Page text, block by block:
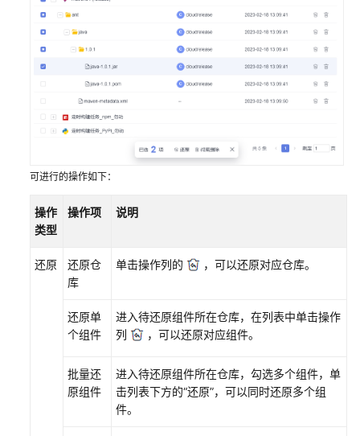
(CodeArts
Artifact)
流
购
并
可进行的操作如下：
操作
类型
操作项 说明
还原
还原仓
库
单击操作列的 ，可以还原对应仓库。
还原单
个组件
进入待还原组件所在仓库，在列表中单击操作
列
，可以还原对应组件。
批量还
原组件
进入待还原组件所在仓库，勾选多个组件，单
击列表下方的“还原”，可以同时还原多个组
件。